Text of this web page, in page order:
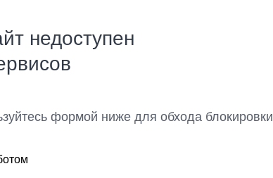
недоступен
формой ниже для обхода блокировки